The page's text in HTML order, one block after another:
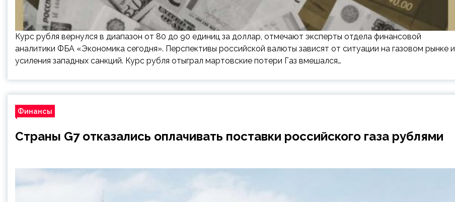
Курс рубля вернулся в диапазон от 80 до 90 единиц за доллар, отмечают эксперты отдела финансовой
аналитики ФБА «Экономика сегодня». Перспективы российской валюты зависят от ситуации на газовом рынке и
усиления западных санкций. Курс рубля отыграл мартовские потери Газ вмешался…
Финансы
Страны G7 отказались оплачивать поставки российского газа рублями